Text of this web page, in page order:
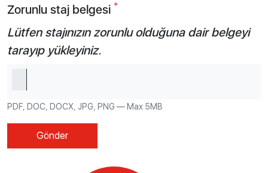
Zorunlu staj belgesi *
Lütfen stajınızın zorunlu olduğuna dair belgeyi
tarayıp yükleyiniz.
PDF, DOC, DOCX, JPG, PNG — Max 5MB
Gönder